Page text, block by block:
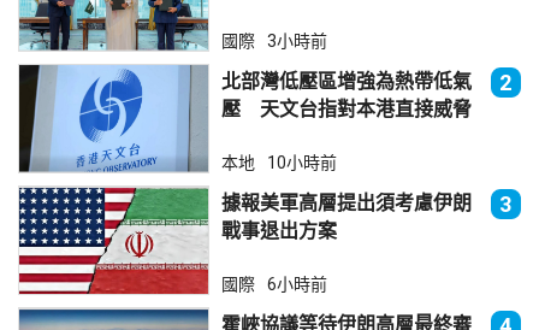
國際 3小時前
北部灣低壓區增強為熱帶低氣
壓 天文台指對本港直接威脅
2
本地 10小時前
據報美軍高層提出須考慮伊朗
戰事退出方案
3
國際 6小時前
霍峽協議等待伊朗高層最終審